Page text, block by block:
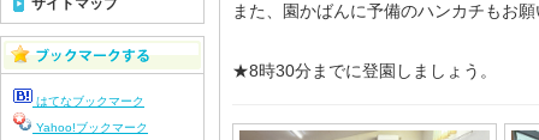
また、園かばんに予備のハンカチもお
★8時30分までに登園しましょう。
サイトマップ
はてなブックマーク
Yahoo!ブックマーク